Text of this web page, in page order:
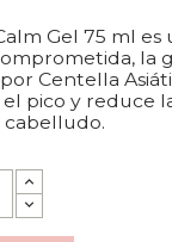
Gel 75 ml
la
Centella
pico y reduce